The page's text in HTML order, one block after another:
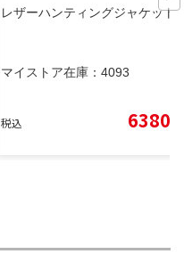
レザーハンティングジャケット
マイストア在庫： 4093
税込 6380